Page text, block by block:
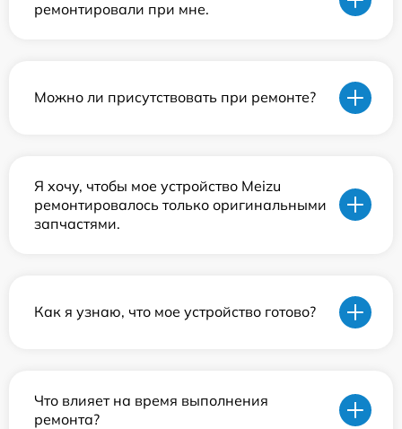
ремонтировали при мне.
Можно ли присутствовать при ремонте?
Я хочу, чтобы мое устройство Meizu
ремонтировалось только оригинальными
запчастями.
Как я узнаю, что мое устройство готово?
Что влияет на время выполнения
ремонта?